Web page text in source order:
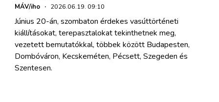
MÁV/iho · 2026.06.19. 09:10
Június 20-án, szombaton érdekes vasúttörténeti
kiállításokat, terepasztalokat tekinthetnek meg,
vezetett bemutatókkal, többek között Budapesten,
Dombóváron, Kecskeméten, Pécsett, Szegeden és
Szentesen.